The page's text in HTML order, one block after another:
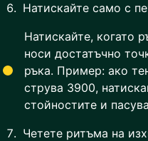
Натискайте само с
Натискайте, когато
носи достатъчно
ръка. Пример: ако
струва 3900,
стойностите и
Четете ритъма на